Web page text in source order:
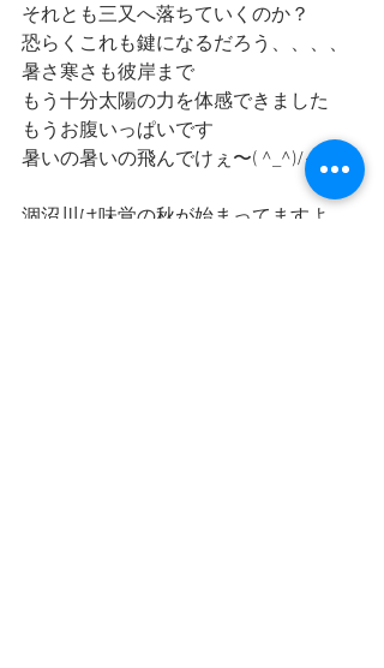
それとも三又へ落ちていくのか？
恐らくこれも鍵になるだろう、、、、
暑さ寒さも彼岸まで
もう十分太陽の力を体感できました
もうお腹いっぱいです
暑いの暑いの飛んでけぇ〜( ^_^)/~~~
涸沼川は味覚の秋が始まってますよ